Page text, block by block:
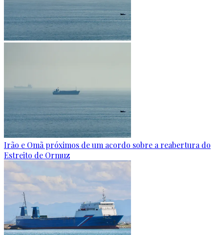
Irão e Omã próximos de um acordo sobre a reabertura do
Estreito de Ormuz